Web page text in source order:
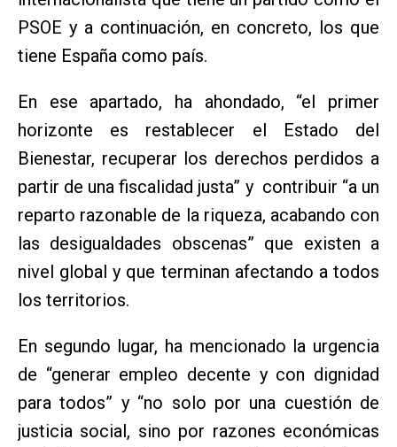
PSOE y a continuación, en concreto, los que
tiene España como país.
En ese apartado, ha ahondado, “el primer
horizonte es restablecer el Estado del
Bienestar, recuperar los derechos perdidos a
partir de una fiscalidad justa” y contribuir “a un
reparto razonable de la riqueza, acabando con
las desigualdades obscenas” que existen a
nivel global y que terminan afectando a todos
los territorios.
En segundo lugar, ha mencionado la urgencia
de “generar empleo decente y con dignidad
para todos” y “no solo por una cuestión de
justicia social, sino por razones económicas